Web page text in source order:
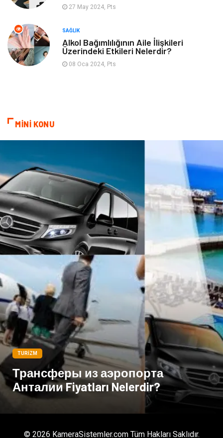
27 May 2024, Pts
SAĞLIK
Alkol Bağımlılığının Aile İlişkileri
Üzerindeki Etkileri Nelerdir?
08 Oca 2024, Pts
MİNİ KONU
TURIZM
Трансферы из аэропорта
Анталии Fiyatları Nelerdir?
© 2026 KameraSistemler.com Tüm Hakları Saklıdır.